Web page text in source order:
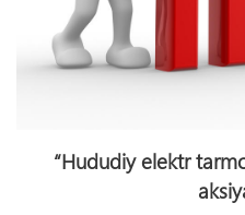
“Hududiy elektr